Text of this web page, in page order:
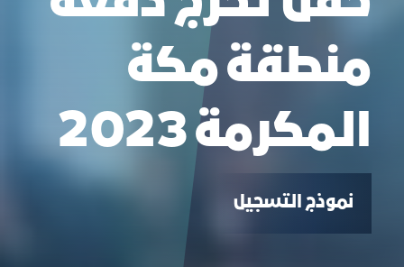
منطقة مكة
المكرمة 2023
نموذج التسجيل